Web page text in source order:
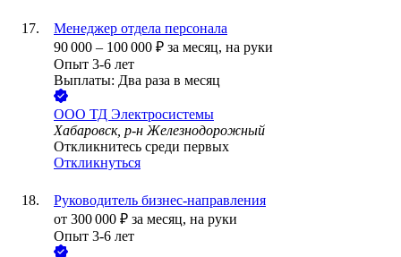
Менеджер отдела персонала
90 000 – 100 000 ₽ за месяц, на руки
Опыт 3-6 лет
Выплаты: Два раза в месяц
ООО ТД Электросистемы
Хабаровск, р-н Железнодорожный
Откликнитесь среди первых
Откликнуться
Руководитель бизнес-направления
от 300 000 ₽ за месяц, на руки
Опыт 3-6 лет